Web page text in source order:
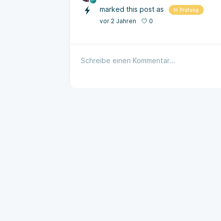
marked this post as In Prüfung
vor 2 Jahren 0